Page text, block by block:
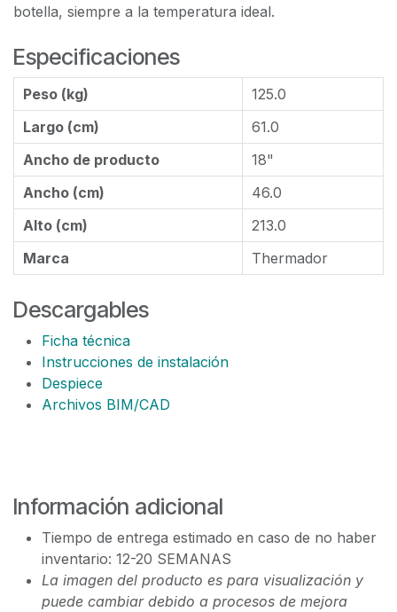
botella, siempre a la temperatura ideal.
Especificaciones
Peso (kg)
125.0
Largo (cm)
61.0
Ancho de producto
18"
Ancho (cm)
46.0
Alto (cm)
213.0
Marca
Thermador
Descargables
Ficha técnica
Instrucciones de instalación
Despiece
Archivos BIM/CAD
Información adicional
Tiempo de entrega estimado en caso de no haber
inventario: 12-20 SEMANAS
La imagen del producto es para visualización y
puede cambiar debido a procesos de mejora